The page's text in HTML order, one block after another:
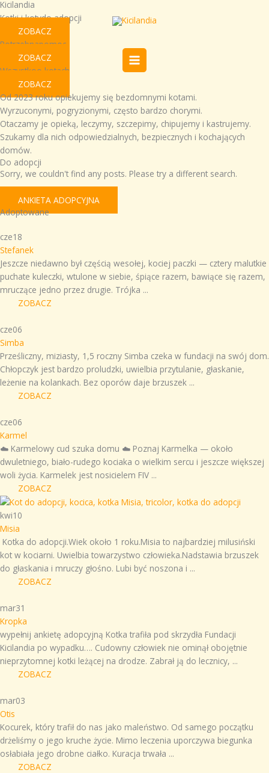
Przejdź
do
treści
Kicilandia
Kotki i kotydo adopcji
ZOBACZ
Potrzebnapomoc
ZOBACZ
Wszystkoo kotach
ZOBACZ
Od 2023 roku opiekujemy się bezdomnymi kotami.
Wyrzuconymi, pogryzionymi, często bardzo chorymi.
Otaczamy je opieką, leczymy, szczepimy, chipujemy i kastrujemy.
Szukamy dla nich odpowiedzialnych, bezpiecznych i kochających
domów.
Do adopcji
Sorry, we couldn't find any posts. Please try a different search.
ANKIETA ADOPCYJNA
Adoptowane
cze18
Stefanek
Jeszcze niedawno był częścią wesołej, kociej paczki — cztery malutkie
puchate kuleczki, wtulone w siebie, śpiące razem, bawiące się razem,
mruczące jedno przez drugie. Trójka ...
ZOBACZ
cze06
Simba
Prześliczny, miziasty, 1,5 roczny Simba czeka w fundacji na swój dom.
Chłopczyk jest bardzo proludzki, uwielbia przytulanie, głaskanie,
leżenie na kolankach. Bez oporów daje brzuszek ...
ZOBACZ
cze06
Karmel
☁️ Karmelowy cud szuka domu ☁️ Poznaj Karmelka — około
dwuletniego, biało-rudego kociaka o wielkim sercu i jeszcze większej
woli życia. Karmelek jest nosicielem FIV ...
ZOBACZ
kwi10
Misia
Kotka do adopcji.Wiek około 1 roku.Misia to najbardziej milusiński
kot w kociarni. Uwielbia towarzystwo człowieka.Nadstawia brzuszek
do głaskania i mruczy głośno. Lubi być noszona i ...
ZOBACZ
mar31
Kropka
wypełnij ankietę adopcyjną Kotka trafiła pod skrzydła Fundacji
Kicilandia po wypadku…. Cudowny człowiek nie ominął obojętnie
nieprzytomnej kotki leżącej na drodze. Zabrał ją do lecznicy, ...
ZOBACZ
mar03
Otis
Kocurek, który trafił do nas jako maleństwo. Od samego początku
drżeliśmy o jego kruche życie. Mimo leczenia uporczywa biegunka
osłabiała jego drobne ciałko. Kuracja trwała ...
ZOBACZ